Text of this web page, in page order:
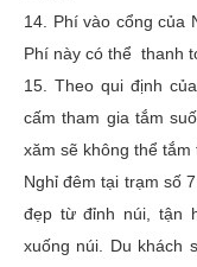
14. Phí vào cổng của
Phí này có thể thanh
15. Theo qui định
cấm tham gia tắm
xăm sẽ không thể tắm
Nghỉ đêm tại trạm số
đẹp từ đỉnh núi, tận
xuống núi. Du khách